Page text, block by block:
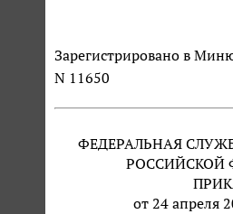
Зарегистрировано в
N 11650
ФЕДЕРАЛЬНАЯ
РОССИЙСКОЙ
от 24 апреля